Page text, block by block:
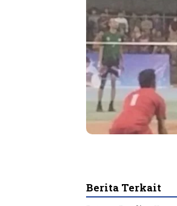
Berita Terkait